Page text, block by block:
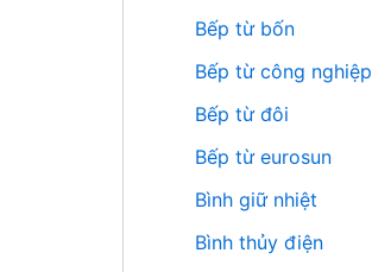
Bếp từ bốn
Bếp từ công nghiệp
Bếp từ đôi
Bếp từ eurosun
Bình giữ nhiệt
Bình thủy điện